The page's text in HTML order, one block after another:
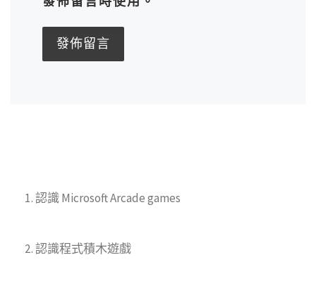
1. 認識 Microsoft Arcade games
2. 認識程式積木遊戲